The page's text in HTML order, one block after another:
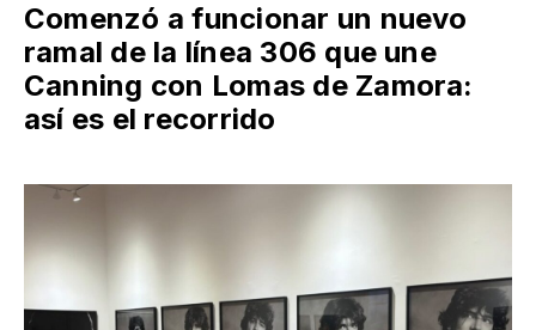
Comenzó a funcionar un nuevo
ramal de la línea 306 que une
Canning con Lomas de Zamora:
así es el recorrido